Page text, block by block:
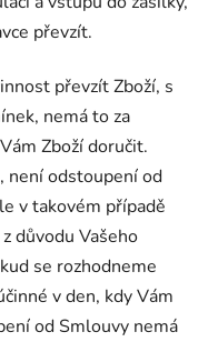
převzít.
převzít Zboží, s
nemá to za
Zboží doručit.
není odstoupení od
v takovém případě
důvodu Vašeho
se rozhodneme
v den, kdy Vám
od Smlouvy nemá